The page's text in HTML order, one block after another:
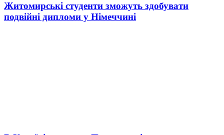
Житомирські студенти зможуть здобувати
подвійні дипломи у Німеччині